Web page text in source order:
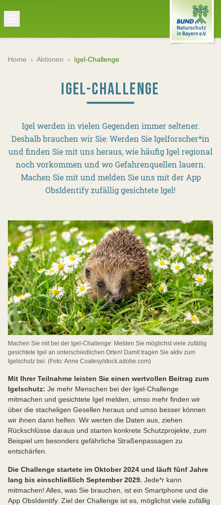
Home › Aktionen › Igel-Challenge
IGEL-CHALLENGE
Igel werden in vielen Gegenden immer seltener.
Deshalb brauchen wir Sie: Werden Sie Igelforscher*in
und finden Sie mit uns heraus, wie häufig Igel regional
noch vorkommen und wo Gefahrenquellen lauern.
Machen Sie mit und melden Sie uns mit der App
ObsIdentify zufällig gesichtete Igel!
Machen Sie mit bei der Igel-Challenge: Melden Sie möglichst viele zufällig
gesichtete Igel an unterschiedlichen Orten! Damit tragen Sie aktiv zum
Igelschutz bei. (Foto: Anne Coatesy/stock.adobe.com)
Mit Ihrer Teilnahme leisten Sie einen wertvollen Beitrag zum
Igelschutz: Je mehr Menschen bei der Igel-Challenge
mitmachen und gesichtete Igel melden, umso mehr finden wir
über die stacheligen Gesellen heraus und umso besser können
wir ihnen dann helfen. Wir werten die Daten aus, ziehen
Rückschlüsse daraus und starten konkrete Schutzprojekte, zum
Beispiel um besonders gefährliche Straßenpassagen zu
entschärfen.
Die Challenge startete im Oktober 2024 und läuft fünf Jahre
lang bis einschließlich September 2029. Jede*r kann
mitmachen! Alles, was Sie brauchen, ist ein Smartphone und die
App ObsIdentify. Ziel der Challenge ist es, möglichst viele zufällig